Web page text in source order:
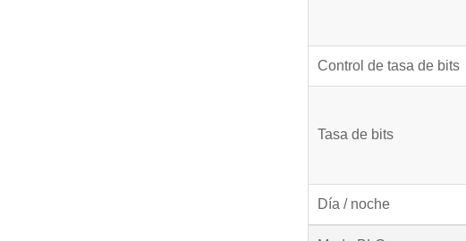
Control de tasa de bits
Tasa de bits
Día / noche